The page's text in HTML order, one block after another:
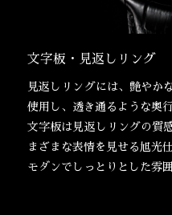
文字板・見返しリング
見返しリングには、艶やか
使用し、透き通るような奥
文字板は見返しリングの質
まざまな表情を見せる旭光
モダンでしっとりとした雰